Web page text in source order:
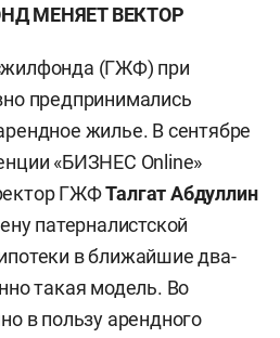
МЕНЯЕТ ВЕКТОР
(ГЖФ) при
предпринимались
жилье. В сентябре
«БИЗНЕС Online»
ГЖФТалгат Абдуллин
патерналистской
в ближайшие два-
такая модель. Во
в пользу арендного